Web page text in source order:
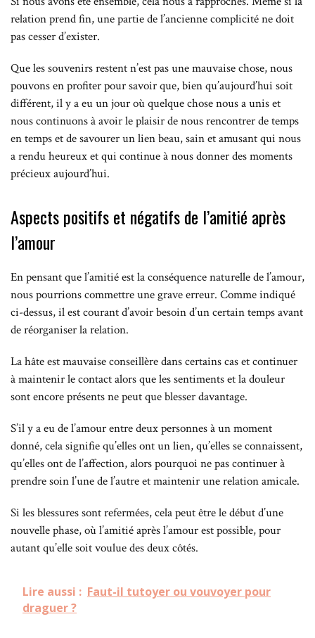
relation prend fin, une partie de l’ancienne complicité ne doit
pas cesser d’exister.
Que les souvenirs restent n’est pas une mauvaise chose, nous
pouvons en profiter pour savoir que, bien qu’aujourd’hui soit
différent, il y a eu un jour où quelque chose nous a unis et
nous continuons à avoir le plaisir de nous rencontrer de temps
en temps et de savourer un lien beau, sain et amusant qui nous
a rendu heureux et qui continue à nous donner des moments
précieux aujourd’hui.
Aspects positifs et négatifs de l’amitié après
l’amour
En pensant que l’amitié est la conséquence naturelle de l’amour,
nous pourrions commettre une grave erreur. Comme indiqué
ci-dessus, il est courant d’avoir besoin d’un certain temps avant
de réorganiser la relation.
La hâte est mauvaise conseillère dans certains cas et continuer
à maintenir le contact alors que les sentiments et la douleur
sont encore présents ne peut que blesser davantage.
S’il y a eu de l’amour entre deux personnes à un moment
donné, cela signifie qu’elles ont un lien, qu’elles se connaissent,
qu’elles ont de l’affection, alors pourquoi ne pas continuer à
prendre soin l’une de l’autre et maintenir une relation amicale.
Si les blessures sont refermées, cela peut être le début d’une
nouvelle phase, où l’amitié après l’amour est possible, pour
autant qu’elle soit voulue des deux côtés.
Lire aussi : Faut-il tutoyer ou vouvoyer pour
draguer ?